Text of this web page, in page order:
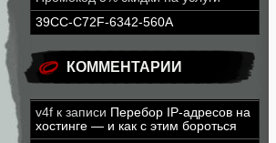
39CC-C72F-6342-560A
КОММЕНТАРИИ
v4f к записи Перебор IP-адресов на
хостинге — и как с этим бороться